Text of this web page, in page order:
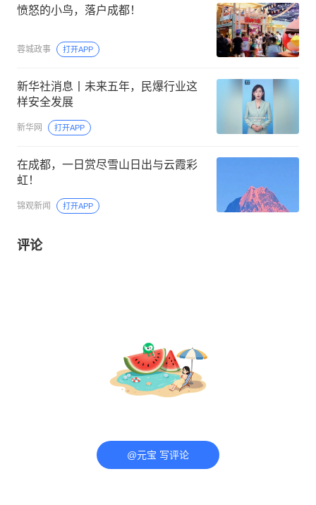
愤怒的小鸟，落户成都！
蓉城政事 打开APP
新华社消息丨未来五年，民爆行业这
样安全发展
新华网 打开APP
在成都，一日赏尽雪山日出与云霞彩
虹！
锦观新闻 打开APP
评论
@元宝 写评论